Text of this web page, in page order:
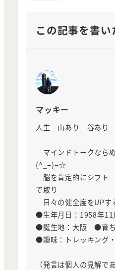
この記事を書い
マッキー
人生 山あり 谷あり
マインドトークなら
(^_−)−☆
脳を肯定的にシフト
で取り
日々の健全度をUPす
●生年月日：1958年11
●誕生地：大阪 ●育
●趣味：トレッキング
（発言は個人の見解で